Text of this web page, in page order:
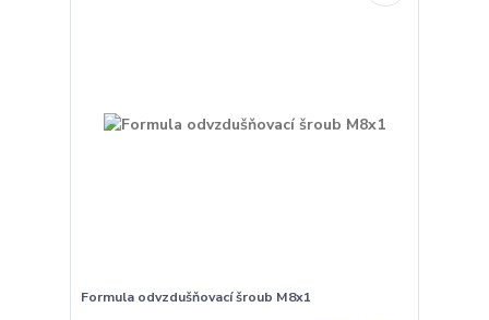
Formula odvzdušňovací šroub M8x1